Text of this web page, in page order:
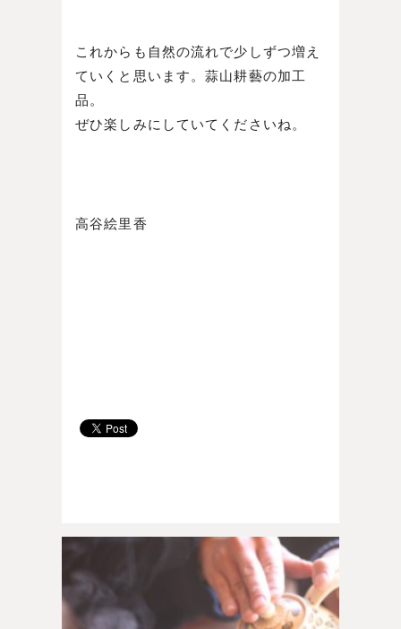
これからも自然の流れで少しずつ増え
ていくと思います。蒜山耕藝の加工
品。
ぜひ楽しみにしていてくださいね。
高谷絵里香